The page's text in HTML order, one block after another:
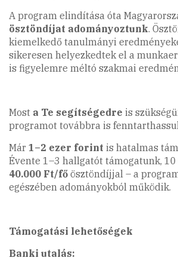
A program elindítása óta
ösztöndíjat adományoztunk.
kiemelkedő tanulmányi
sikeresen helyezkedtek el a
is figyelemre méltó szakmai
Most a Te segítségedre is
programot továbbra is
Már 1–2 ezer forint is hatalmas
Évente 1–3 hallgatót támogatunk,
40.000 Ft/fő ösztöndíjjal – a
egészében adományokból működik.
Támogatási lehetőségek
Banki utalás: